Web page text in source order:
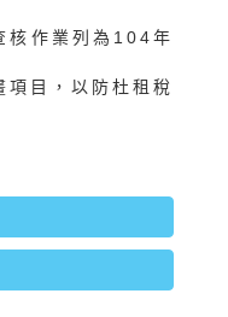
核作業列為104年
目，以防杜租稅